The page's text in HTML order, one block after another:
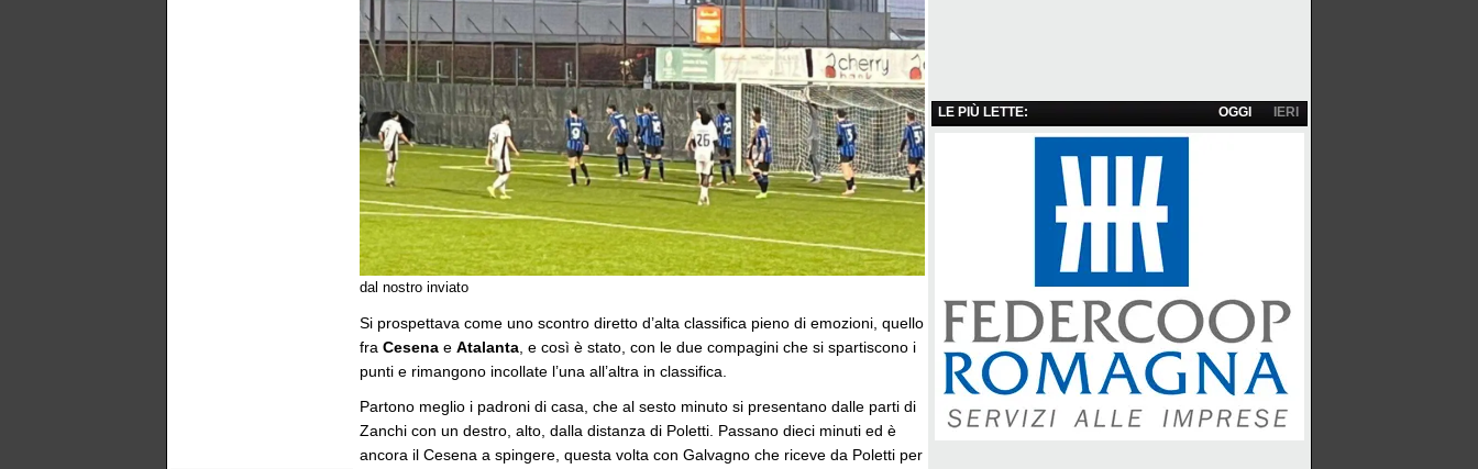
dal nostro inviato
Si prospettava come uno scontro diretto d’alta classifica pieno di emozioni, quello
fra Cesena e Atalanta , e così è stato, con le due compagini che si spartiscono i
punti e rimangono incollate l’una all’altra in classifica.
Partono meglio i padroni di casa, che al sesto minuto si presentano dalle parti di
Zanchi con un destro, alto, dalla distanza di Poletti. Passano dieci minuti ed è
ancora il Cesena a spingere, questa volta con Galvagno che riceve da Poletti per
LE PIÙ LETTE: IERI
OGGI